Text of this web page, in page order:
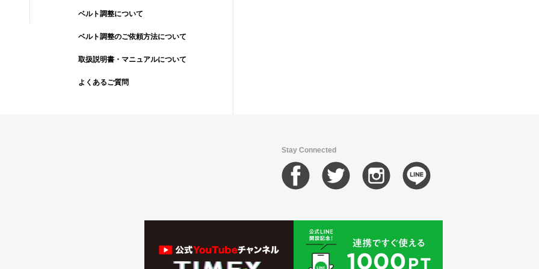
ベルト調整について
ベルト調整のご依頼方法について
取扱説明書・マニュアルについて
よくあるご質問
Stay Connected